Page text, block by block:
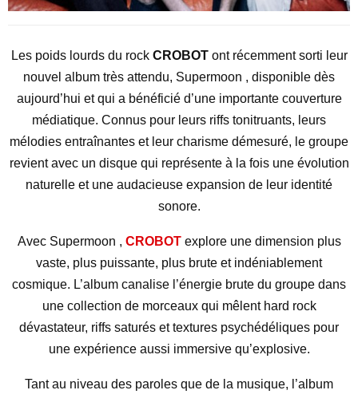
Les poids lourds du rock CROBOT ont récemment sorti leur
nouvel album très attendu, Supermoon , disponible dès
aujourd’hui et qui a bénéficié d’une importante couverture
médiatique. Connus pour leurs riffs tonitruants, leurs
mélodies entraînantes et leur charisme démesuré, le groupe
revient avec un disque qui représente à la fois une évolution
naturelle et une audacieuse expansion de leur identité
sonore.
Avec Supermoon , CROBOT explore une dimension plus
vaste, plus puissante, plus brute et indéniablement
cosmique. L’album canalise l’énergie brute du groupe dans
une collection de morceaux qui mêlent hard rock
dévastateur, riffs saturés et textures psychédéliques pour
une expérience aussi immersive qu’explosive.
Tant au niveau des paroles que de la musique, l’album